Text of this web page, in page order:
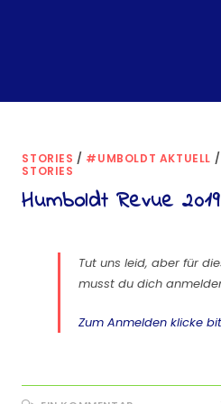
STORIES / #UMBOLDT AKTUELL /
STORIES
Humboldt Revue 2019
Tut uns leid, aber für
musst du dich
Zum Anmelden klicke